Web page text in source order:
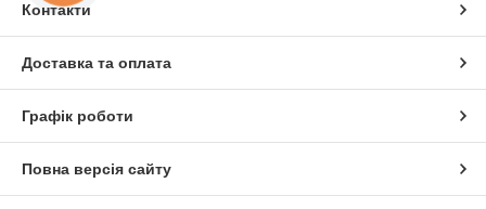
Контакти
Доставка та оплата
Графік роботи
Повна версія сайту